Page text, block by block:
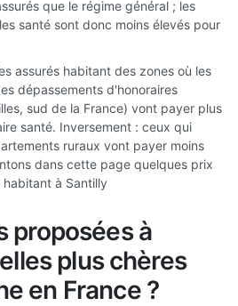
que le régime général ; les
santé sont donc moins élevés pour
assurés habitant des zones où les
dépassements d'honoraires
sud de la France) vont payer plus
santé. Inversement : ceux qui
ruraux vont payer moins
dans cette page quelques prix
à Santilly
proposées à
plus chères
en France ?